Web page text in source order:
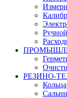
РЕЗИНО-
Кольца